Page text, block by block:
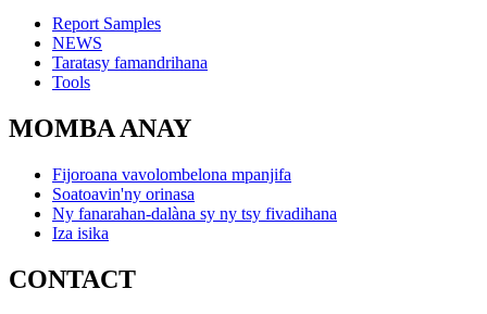
Report Samples
NEWS
Taratasy famandrihana
Tools
MOMBA ANAY
Fijoroana vavolombelona mpanjifa
Soatoavin'ny orinasa
Ny fanarahan-dalàna sy ny tsy fivadihana
Iza isika
CONTACT